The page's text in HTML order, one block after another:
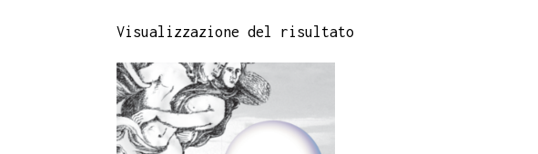
Visualizzazione del risultato